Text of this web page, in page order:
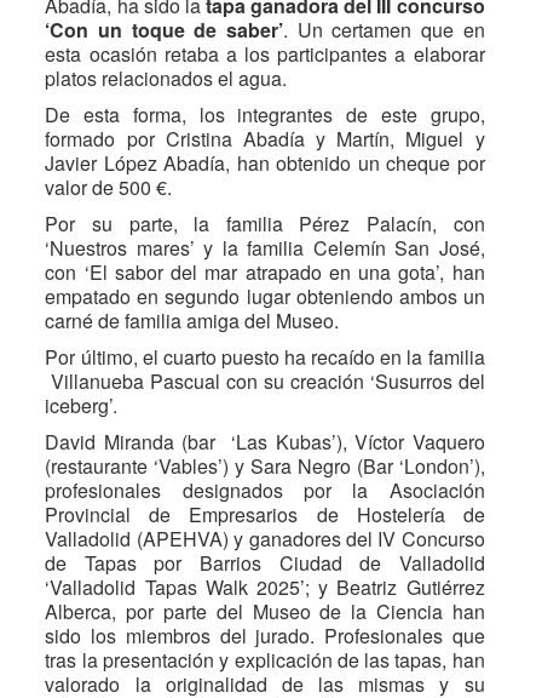
‘Con un toque de saber’. Un certamen que en
esta ocasión retaba a los participantes a elaborar
platos relacionados el agua.
De esta forma, los integrantes de este grupo,
formado por Cristina Abadía y Martín, Miguel y
Javier López Abadía, han obtenido un cheque por
valor de 500 €.
Por su parte, la familia Pérez Palacín, con
‘Nuestros mares’ y la familia Celemín San José,
con ‘El sabor del mar atrapado en una gota’, han
empatado en segundo lugar obteniendo ambos un
carné de familia amiga del Museo.
Por último, el cuarto puesto ha recaído en la familia
Villanueba Pascual con su creación ‘Susurros del
iceberg’.
David Miranda (bar ‘Las Kubas’), Víctor Vaquero
(restaurante ‘Vables’) y Sara Negro (Bar ‘London’),
profesionales designados por la Asociación
Provincial de Empresarios de Hostelería de
Valladolid (APEHVA) y ganadores del IV Concurso
de Tapas por Barrios Ciudad de Valladolid
‘Valladolid Tapas Walk 2025’; y Beatriz Gutiérrez
Alberca, por parte del Museo de la Ciencia han
sido los miembros del jurado. Profesionales que
tras la presentación y explicación de las tapas, han
valorado la originalidad de las mismas y su